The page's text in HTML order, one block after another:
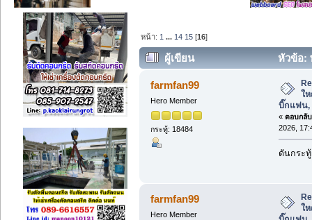
หน้า: 1 ... 14 15 [16]
ผู้เขียน
หัวข้อ:
บิ๊กแฟน, พัดลมโรงงานขนาดใหญ่ (อ่
farmfan99
Hero Member
กระทู้: 18484
ใ
บิ๊กแฟน,
« ตอบกลั
2026,
ดันกระ
farmfan99
Hero Member
ใ